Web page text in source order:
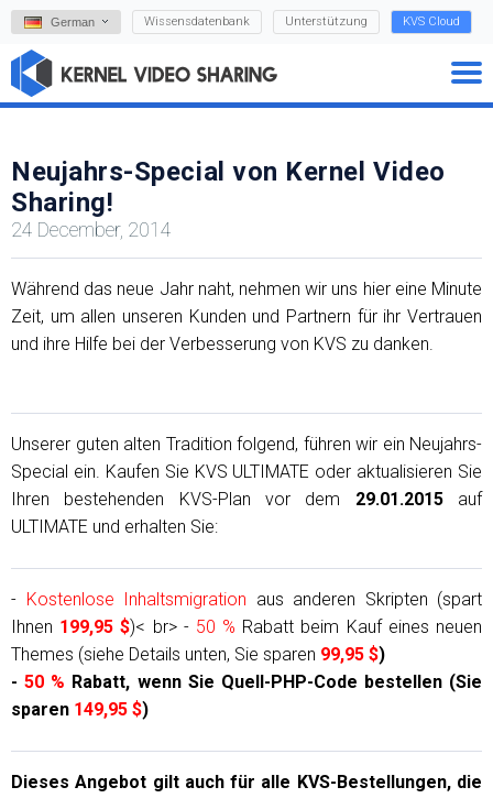
German Wissensdatenbank Unterstützung KVS Cloud
Neujahrs-Special von Kernel Video
Sharing!
24 December, 2014
Während das neue Jahr naht, nehmen wir uns hier eine Minute
Zeit, um allen unseren Kunden und Partnern für ihr Vertrauen
und ihre Hilfe bei der Verbesserung von KVS zu danken.
Unserer guten alten Tradition folgend, führen wir ein Neujahrs-
Special ein. Kaufen Sie KVS ULTIMATE oder aktualisieren Sie
Ihren bestehenden KVS-Plan vor dem 29.01.2015auf
ULTIMATE und erhalten Sie:
- Kostenlose Inhaltsmigration aus anderen Skripten (spart
Ihnen 199,95 $)< br> - 50 % Rabatt beim Kauf eines neuen
Themes (siehe Details unten, Sie sparen 99,95 $)
-50 % Rabatt, wenn Sie Quell-PHP-Code bestellen (Sie
sparen 149,95 $)
Dieses Angebot gilt auch für alle KVS-Bestellungen, die